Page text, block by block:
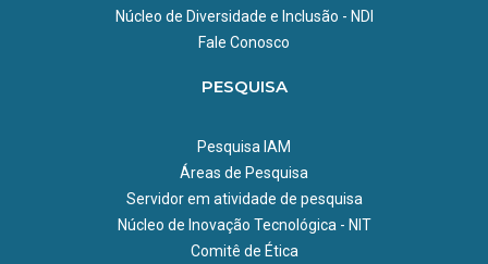
Núcleo de Diversidade e Inclusão - NDI
Fale Conosco
PESQUISA
Pesquisa IAM
Áreas de Pesquisa
Servidor em atividade de pesquisa
Núcleo de Inovação Tecnológica - NIT
Comitê de Ética